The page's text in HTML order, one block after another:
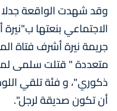
وقد شهدت الواقعة جدلا
الاجتماعي بنعتها
جريمة نيرة أشرف فتاة
متعددة " قتلت سلمى
ذكوري"، و فئة تلقي
أن تكون صديقة لرجل".